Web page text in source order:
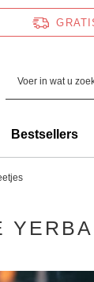
Bestsellers